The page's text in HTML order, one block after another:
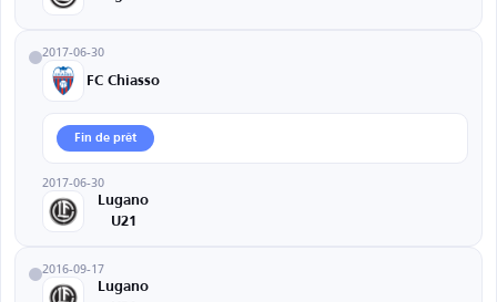
2017-06-30
FC Chiasso
Fin de prêt
2017-06-30
Lugano
U21
2016-09-17
Lugano